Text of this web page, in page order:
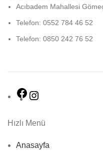
Acıbadem Mahallesi
Telefon: 0552 784 46 52
Telefon: 0850 242 76 52
Hızlı Menü
Anasayfa